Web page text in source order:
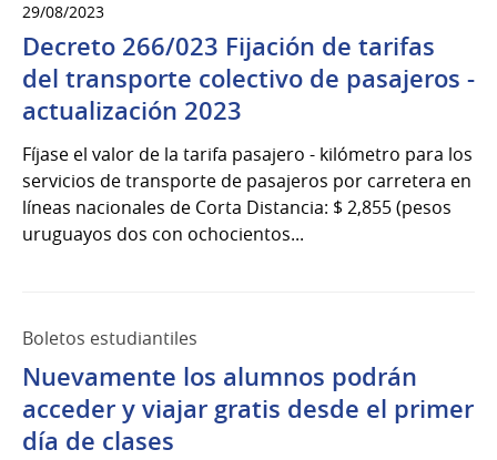
29/08/2023
Decreto 266/023 Fijación de tarifas
del transporte colectivo de pasajeros -
actualización 2023
Fíjase el valor de la tarifa pasajero - kilómetro para los
servicios de transporte de pasajeros por carretera en
líneas nacionales de Corta Distancia: $ 2,855 (pesos
uruguayos dos con ochocientos...
Boletos estudiantiles
Nuevamente los alumnos podrán
acceder y viajar gratis desde el primer
día de clases